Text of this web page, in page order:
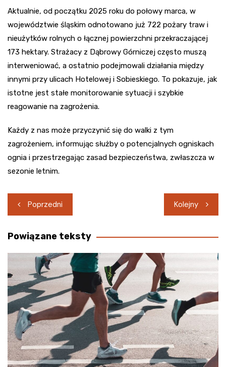
Aktualnie, od początku 2025 roku do połowy marca, w
województwie śląskim odnotowano już 722 pożary traw i
nieużytków rolnych o łącznej powierzchni przekraczającej
173 hektary. Strażacy z Dąbrowy Górniczej często muszą
interweniować, a ostatnio podejmowali działania między
innymi przy ulicach Hotelowej i Sobieskiego. To pokazuje, jak
istotne jest stałe monitorowanie sytuacji i szybkie
reagowanie na zagrożenia.
Każdy z nas może przyczynić się do walki z tym
zagrożeniem, informując służby o potencjalnych ogniskach
ognia i przestrzegając zasad bezpieczeństwa, zwłaszcza w
sezonie letnim.
Nawigacja
wpisu
Poprzedni Kolejny
Powiązane teksty